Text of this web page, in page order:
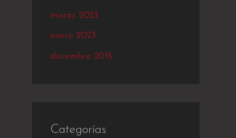
marzo 2023
enero 2023
diciembre 2015
Categorías